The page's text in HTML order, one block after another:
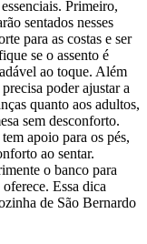
Primeiro,
sentados nesses
para as costas e ser
se o assento é
ao toque. Além
poder ajustar a
quanto aos adultos,
sem desconforto.
apoio para os pés,
ao sentar.
o banco para
Essa dica
de São Bernardo